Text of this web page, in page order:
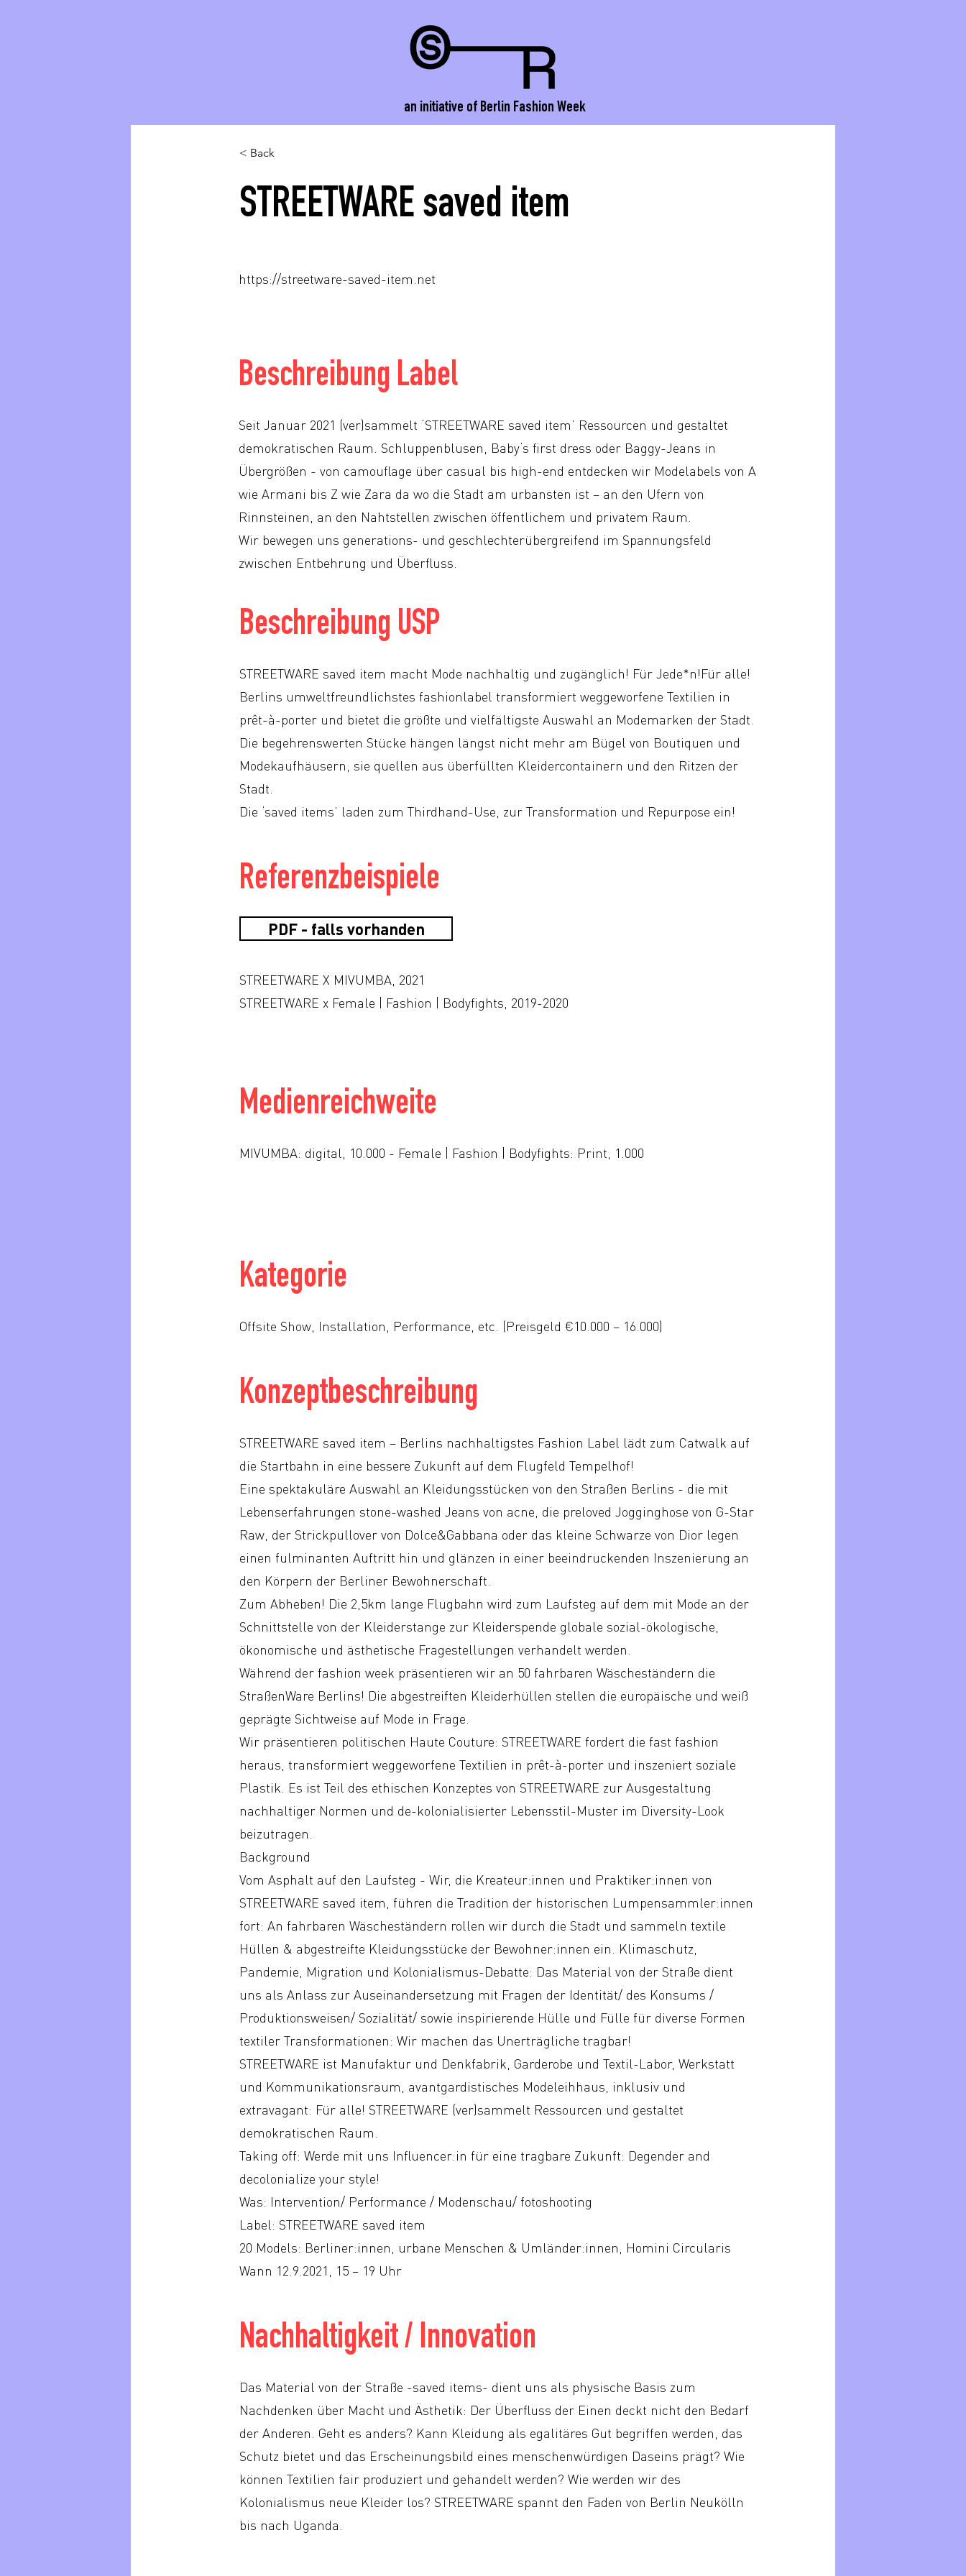
an initiative of Berlin Fashion Week
< Back
STREETWARE saved item
https://streetware-saved-item.net
Beschreibung Label
Seit Januar 2021 (ver)sammelt ‘STREETWARE saved item’ Ressourcen und gestaltet
demokratischen Raum. Schluppenblusen, Baby‘s first dress oder Baggy-Jeans in
Übergrößen - von camouflage über casual bis high-end entdecken wir Modelabels von A
wie Armani bis Z wie Zara da wo die Stadt am urbansten ist – an den Ufern von
Rinnsteinen, an den Nahtstellen zwischen öffentlichem und privatem Raum.
Wir bewegen uns generations- und geschlechterübergreifend im Spannungsfeld
zwischen Entbehrung und Überfluss.
Beschreibung USP
STREETWARE saved item macht Mode nachhaltig und zugänglich! Für Jede*n!Für alle!
Berlins umweltfreundlichstes fashionlabel transformiert weggeworfene Textilien in
prêt-à-porter und bietet die größte und vielfältigste Auswahl an Modemarken der Stadt.
Die begehrenswerten Stücke hängen längst nicht mehr am Bügel von Boutiquen und
Modekaufhäusern, sie quellen aus überfüllten Kleidercontainern und den Ritzen der
Stadt.
Die ‘saved items’ laden zum Thirdhand-Use, zur Transformation und Repurpose ein!
Referenzbeispiele
PDF - falls vorhanden
STREETWARE X MIVUMBA, 2021
STREETWARE x Female | Fashion | Bodyfights, 2019-2020
Medienreichweite
MIVUMBA: digital, 10.000 - Female | Fashion | Bodyfights: Print, 1.000
Kategorie
Offsite Show, Installation, Performance, etc. (Preisgeld €10.000 – 16.000)
Konzeptbeschreibung
STREETWARE saved item – Berlins nachhaltigstes Fashion Label lädt zum Catwalk auf
die Startbahn in eine bessere Zukunft auf dem Flugfeld Tempelhof!
Eine spektakuläre Auswahl an Kleidungsstücken von den Straßen Berlins - die mit
Lebenserfahrungen stone-washed Jeans von acne, die preloved Jogginghose von G-Star
Raw, der Strickpullover von Dolce&Gabbana oder das kleine Schwarze von Dior legen
einen fulminanten Auftritt hin und glänzen in einer beeindruckenden Inszenierung an
den Körpern der Berliner Bewohnerschaft.
Zum Abheben! Die 2,5km lange Flugbahn wird zum Laufsteg auf dem mit Mode an der
Schnittstelle von der Kleiderstange zur Kleiderspende globale sozial-ökologische,
ökonomische und ästhetische Fragestellungen verhandelt werden.
Während der fashion week präsentieren wir an 50 fahrbaren Wäscheständern die
StraßenWare Berlins! Die abgestreiften Kleiderhüllen stellen die europäische und weiß
geprägte Sichtweise auf Mode in Frage.
Wir präsentieren politischen Haute Couture: STREETWARE fordert die fast fashion
heraus, transformiert weggeworfene Textilien in prêt-à-porter und inszeniert soziale
Plastik. Es ist Teil des ethischen Konzeptes von STREETWARE zur Ausgestaltung
nachhaltiger Normen und de-kolonialisierter Lebensstil-Muster im Diversity-Look
beizutragen.
Background
Vom Asphalt auf den Laufsteg - Wir, die Kreateur:innen und Praktiker:innen von
STREETWARE saved item, führen die Tradition der historischen Lumpensammler:innen
fort: An fahrbaren Wäscheständern rollen wir durch die Stadt und sammeln textile
Hüllen & abgestreifte Kleidungsstücke der Bewohner:innen ein. Klimaschutz,
Pandemie, Migration und Kolonialismus-Debatte: Das Material von der Straße dient
uns als Anlass zur Auseinandersetzung mit Fragen der Identität/ des Konsums /
Produktionsweisen/ Sozialität/ sowie inspirierende Hülle und Fülle für diverse Formen
textiler Transformationen: Wir machen das Unerträgliche tragbar!
STREETWARE ist Manufaktur und Denkfabrik, Garderobe und Textil-Labor, Werkstatt
und Kommunikationsraum, avantgardistisches Modeleihhaus, inklusiv und
extravagant: Für alle! STREETWARE (ver)sammelt Ressourcen und gestaltet
demokratischen Raum.
Taking off: Werde mit uns Influencer:in für eine tragbare Zukunft: Degender and
decolonialize your style!
Was: Intervention/ Performance / Modenschau/ fotoshooting
Label: STREETWARE saved item
20 Models: Berliner:innen, urbane Menschen & Umländer:innen, Homini Circularis
Wann 12.9.2021, 15 – 19 Uhr
Nachhaltigkeit / Innovation
Das Material von der Straße -saved items- dient uns als physische Basis zum
Nachdenken über Macht und Ästhetik: Der Überfluss der Einen deckt nicht den Bedarf
der Anderen. Geht es anders? Kann Kleidung als egalitäres Gut begriffen werden, das
Schutz bietet und das Erscheinungsbild eines menschenwürdigen Daseins prägt? Wie
können Textilien fair produziert und gehandelt werden? Wie werden wir des
Kolonialismus neue Kleider los? STREETWARE spannt den Faden von Berlin Neukölln
bis nach Uganda.